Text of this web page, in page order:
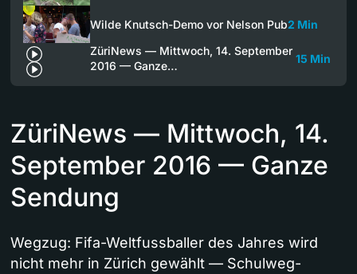
Wilde Knutsch-Demo vor Nelson Pub2 Min
ZüriNews — Mittwoch, 14. September
2016 — Ganze…
15 Min
ZüriNews — Mittwoch, 14.
September 2016 — Ganze
Sendung
Wegzug: Fifa-Weltfussballer des Jahres wird
nicht mehr in Zürich gewählt — Schulweg-